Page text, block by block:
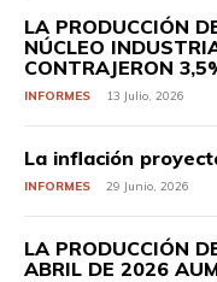
LA PRODUCCIÓN
NÚCLEO
CONTRAJERON
INFORMES 13 Julio, 2026
La inflación
INFORMES 29 Junio, 2026
LA PRODUCCIÓN
ABRIL DE 2026